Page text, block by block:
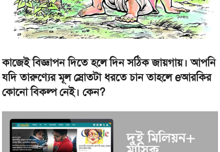
কাজেই বিজ্ঞাপন দিতে হলে দিন সঠিক জায়গায়। আপনি
যদি তারুণ্যের মূল স্রোতটা ধরতে চান তাহলে eআরকির
কোনো বিকল্প নেই। কেন?